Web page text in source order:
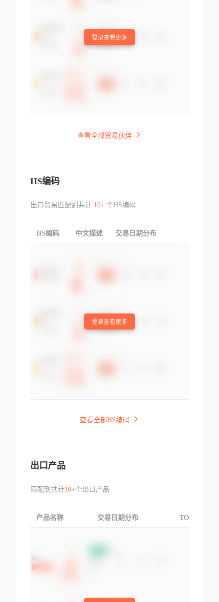
登录查看更多
查看全部贸易伙伴
HS编码
出口贸易匹配到共计 10+个HS编码
HS编码 中文描述 交易日期分布
登录查看更多
查看全部HS编码
出口产品
匹配到共计10+个出口产品
产品名称 交易日期分布 TOP3交易国